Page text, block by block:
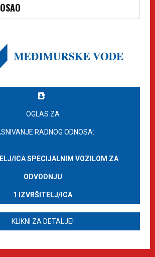
OGLAS ZA
RADNOG ODNOSA:
ICA SPECIJALNIM VOZILOM ZA
ODVODNJU
1 IZVRŠITELJ/ICA
KLIKNI ZA DETALJE!